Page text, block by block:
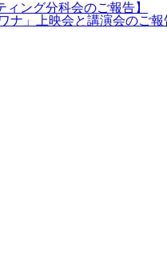
ング分科会のご報告】
ナ」上映会と講演会のご報